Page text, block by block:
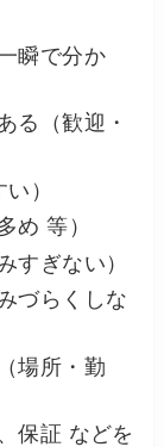
瞬で分か
る（歓迎・
）
め 等）
すぎない）
づらくしな
場所・勤
保証 などを